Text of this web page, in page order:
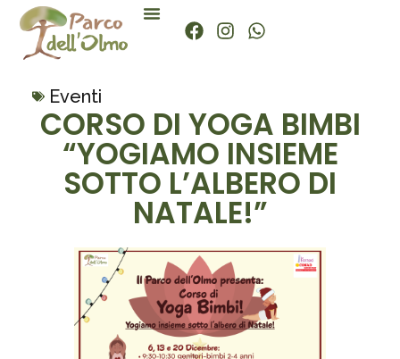
Eventi
CORSO DI YOGA BIMBI
“YOGIAMO INSIEME
SOTTO L’ALBERO DI
NATALE!”